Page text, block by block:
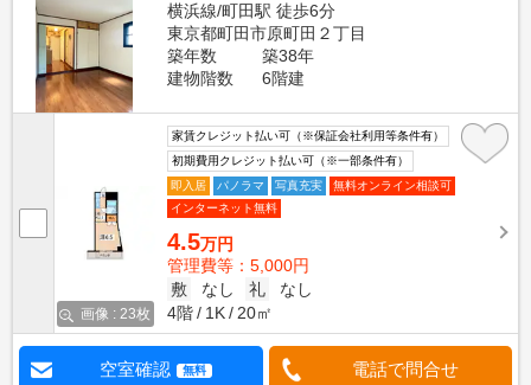
横浜線/町田駅 徒歩6分
東京都町田市原町田２丁目
築年数
築38年
建物階数
6階建
画像 : 23枚
家賃クレジット払い可（※保証会社利用等条件有）
初期費用クレジット払い可（※一部条件有）
即入居
パノラマ 写真充実
無料オンライン相談可
インターネット無料
4.5万円
管理費等：5,000円
敷
なし 礼
なし
4階
1K 20㎡
空室確認 無料 電話で問合せ